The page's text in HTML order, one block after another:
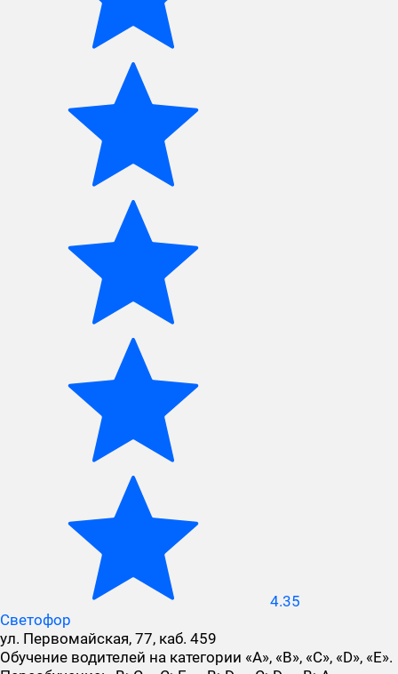
4.35
Светофор
ул. Первомайская, 77, каб. 459
Обучение водителей на категории «A», «B», «C», «D», «E».